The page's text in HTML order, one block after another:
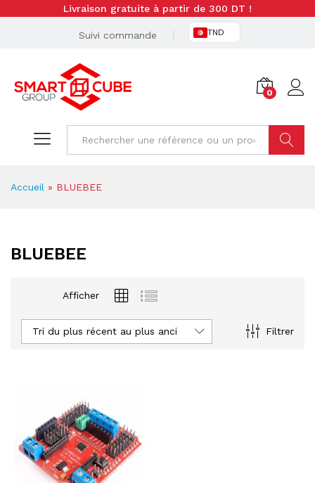
Livraison gratuite à partir de 300 DT !
Suivi commande TND
0
Accueil » BLUEBEE
BLUEBEE
Afficher
Filtrer
Tri du plus récent au plus ancien